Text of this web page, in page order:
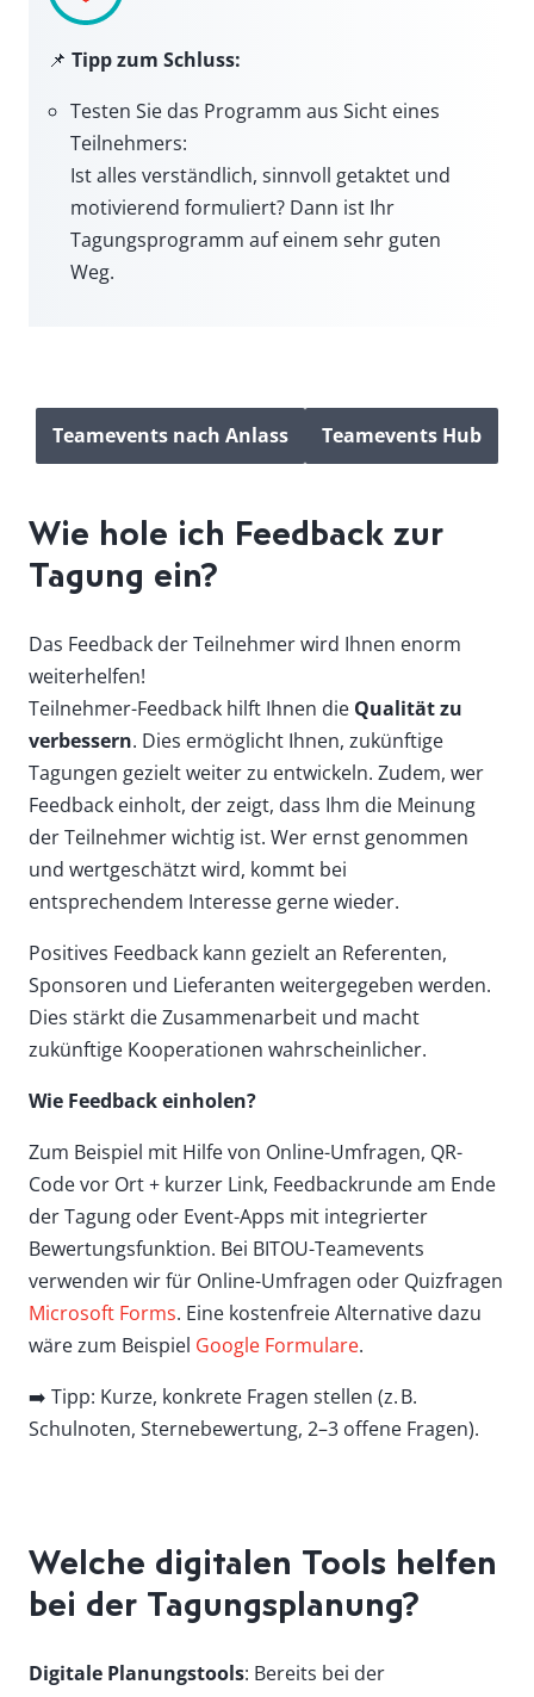
📌 Tipp zum Schluss:
Testen Sie das Programm aus Sicht eines
Teilnehmers:
Ist alles verständlich, sinnvoll getaktet und
motivierend formuliert? Dann ist Ihr
Tagungsprogramm auf einem sehr guten
Weg.
Teamevents nach Anlass Teamevents Hub
Wie hole ich Feedback zur
Tagung ein?
Das Feedback der Teilnehmer wird Ihnen enorm
weiterhelfen!
Teilnehmer-Feedback hilft Ihnen die Qualität zu
verbessern. Dies ermöglicht Ihnen, zukünftige
Tagungen gezielt weiter zu entwickeln. Zudem, wer
Feedback einholt, der zeigt, dass Ihm die Meinung
der Teilnehmer wichtig ist. Wer ernst genommen
und wertgeschätzt wird, kommt bei
entsprechendem Interesse gerne wieder.
Positives Feedback kann gezielt an Referenten,
Sponsoren und Lieferanten weitergegeben werden.
Dies stärkt die Zusammenarbeit und macht
zukünftige Kooperationen wahrscheinlicher.
Wie Feedback einholen?
Zum Beispiel mit Hilfe von Online-Umfragen, QR-
Code vor Ort + kurzer Link, Feedbackrunde am Ende
der Tagung oder Event-Apps mit integrierter
Bewertungsfunktion. Bei BITOU-Teamevents
verwenden wir für Online-Umfragen oder Quizfragen
Microsoft Forms. Eine kostenfreie Alternative dazu
wäre zum Beispiel Google Formulare.
➡️ Tipp: Kurze, konkrete Fragen stellen (z. B.
Schulnoten, Sternebewertung, 2–3 offene Fragen).
Welche digitalen Tools helfen
bei der Tagungsplanung?
Digitale Planungstools: Bereits bei der